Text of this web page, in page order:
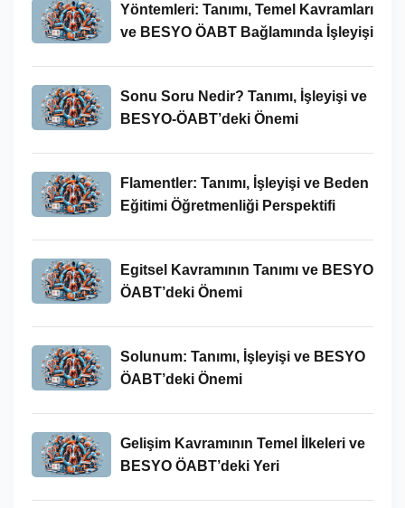
Yöntemleri: Tanımı, Temel Kavramları
ve BESYO ÖABT Bağlamında İşleyişi
Sonu Soru Nedir? Tanımı, İşleyişi ve
BESYO-ÖABT’deki Önemi
Flamentler: Tanımı, İşleyişi ve Beden
Eğitimi Öğretmenliği Perspektifi
Egitsel Kavramının Tanımı ve BESYO
ÖABT’deki Önemi
Solunum: Tanımı, İşleyişi ve BESYO
ÖABT’deki Önemi
Gelişim Kavramının Temel İlkeleri ve
BESYO ÖABT’deki Yeri